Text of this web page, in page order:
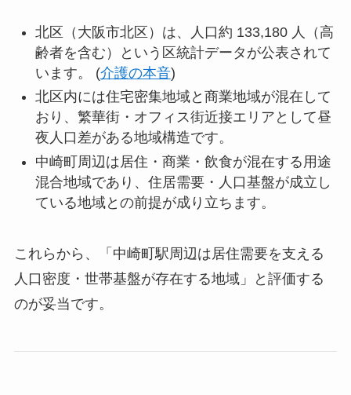
北区（大阪市北区）は、人口約 133,180 人（高
齢者を含む）という区統計データが公表されて
います。 (介護の本音)
北区内には住宅密集地域と商業地域が混在して
おり、繁華街・オフィス街近接エリアとして昼
夜人口差がある地域構造です。
中崎町周辺は居住・商業・飲食が混在する用途
混合地域であり、住居需要・人口基盤が成立し
ている地域との前提が成り立ちます。
これらから、「中崎町駅周辺は居住需要を支える
人口密度・世帯基盤が存在する地域」と評価する
のが妥当です。